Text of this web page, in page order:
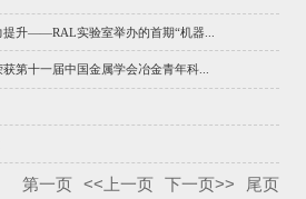
升——RAL实验室举办的首期“机器...
第十一届中国金属学会冶金青年科...
第一页 <<上一页 下一页>> 尾页